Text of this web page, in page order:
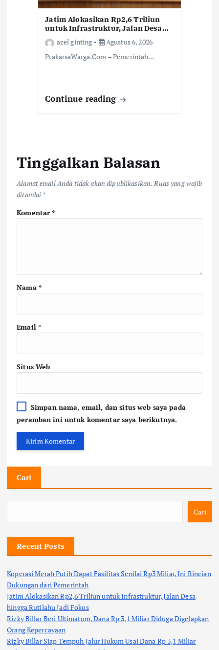
Jatim Alokasikan Rp2,6 Triliun
untuk Infrastruktur, Jalan Desa
hingga Rutilahu Jadi Fokus
azel ginting
Agustus 6, 2026
PrakarsaWarga.Com – Pemerintah…
Continue reading
Tinggalkan Balasan
Alamat email Anda tidak akan dipublikasikan. Ruas yang wajib
ditandai *
Komentar*
Nama *
Email *
Situs Web
Simpan nama, email, dan situs web saya pada
peramban ini untuk komentar saya berikutnya.
Cari
Cari
Recent Posts
Koperasi Merah Putih Dapat Fasilitas Senilai Rp3 Miliar, Ini Rincian
Dukungan dari Pemerintah
Jatim Alokasikan Rp2,6 Triliun untuk Infrastruktur, Jalan Desa
hingga Rutilahu Jadi Fokus
Rizky Billar Beri Ultimatum, Dana Rp 3,1 Miliar Diduga Digelapkan
Orang Kepercayaan
Rizky Billar Siap Tempuh Jalur Hukum Usai Dana Rp 3,1 Miliar